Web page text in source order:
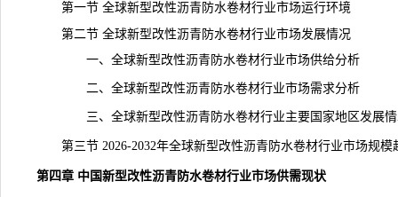
第一节 全球新型改性沥青防水卷材行业市场运行环境
第二节 全球新型改性沥青防水卷材行业市场发展情况
一、全球新型改性沥青防水卷材行业市场供给分析
二、全球新型改性沥青防水卷材行业市场需求分析
三、全球新型改性沥青防水卷材行业主要国家地区发展情
第三节 2026-2032年全球新型改性沥青防水卷材行业市场规模
第四章 中国新型改性沥青防水卷材行业市场供需现状